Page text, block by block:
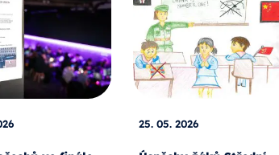
25. 05. 2026